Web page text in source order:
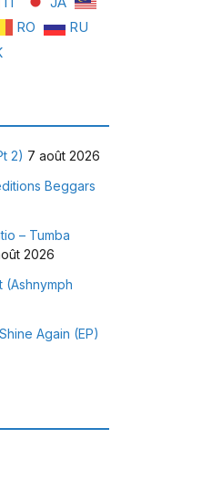
RO
RU
2) 7 août 2026
Beggars
– Tumba
2026
(Ashnymph
Again (EP)